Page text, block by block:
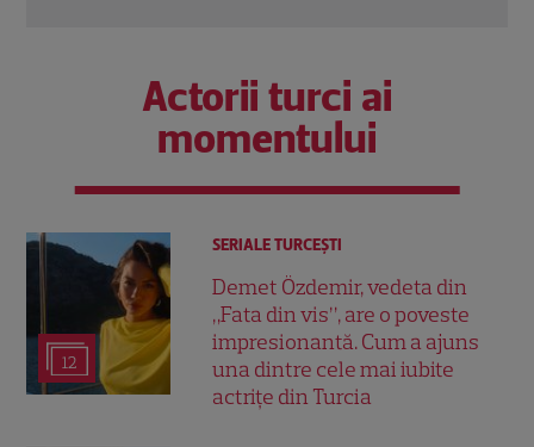
Actorii turci ai
momentului
12
SERIALE TURCEŞTI
Demet Özdemir, vedeta din
„Fata din vis”, are o poveste
impresionantă. Cum a ajuns
una dintre cele mai iubite
actrițe din Turcia